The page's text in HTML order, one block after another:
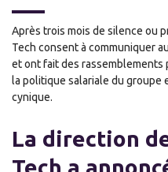
Après trois mois de silence ou
Tech consent à communiquer
et ont fait des rassemblements
la politique salariale du groupe
cynique.
La direction
Tech a